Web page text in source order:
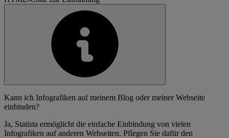
Kann ich Infografiken auf meinem Blog oder meiner Webseite
einbinden?
Ja, Statista ermöglicht die einfache Einbindung von vielen
Infografiken auf anderen Webseiten. Pflegen Sie dafür den